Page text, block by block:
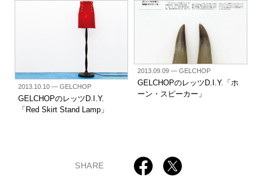
2013.10.10— GELCHOP
GELCHOPのレッツD.I.Y.
「Red Skirt Stand Lamp」
2013.09.09— GELCHOP
GELCHOPのレッツD.I.Y.「ホ
ーン・スピーカー」
SHARE